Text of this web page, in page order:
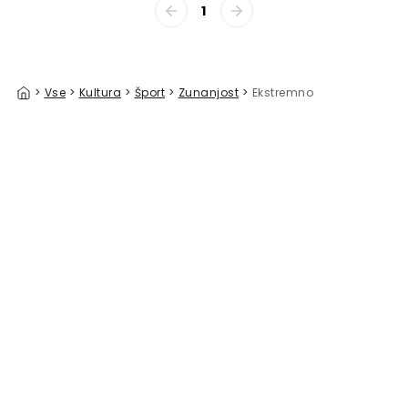
1
> Vse > Kultura > Šport > Zunanjost > Ekstremno